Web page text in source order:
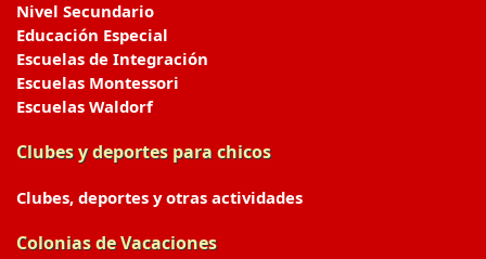
Nivel Secundario
Educación Especial
Escuelas de Integración
Escuelas Montessori
Escuelas Waldorf
Clubes y deportes para chicos
Clubes, deportes y otras actividades
Colonias de Vacaciones